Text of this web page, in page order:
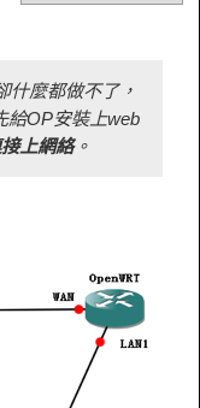
什麼都做不了，
給OP安裝上web
上網絡。